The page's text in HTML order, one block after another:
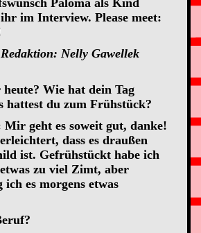
im Interview. Please meet:
Nelly Gawellek
Wie hat dein Tag
hattest du zum Frühstück?
Mir geht es soweit gut, danke!
dass es draußen
ist. Gefrühstückt habe ich
zu viel Zimt, aber
ich es morgens etwas